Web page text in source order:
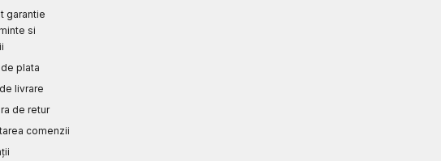
garantie
si
plata
livrare
de retur
comenzii